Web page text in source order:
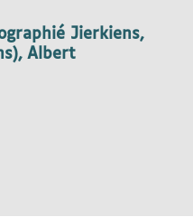
Jierkiens,
Albert